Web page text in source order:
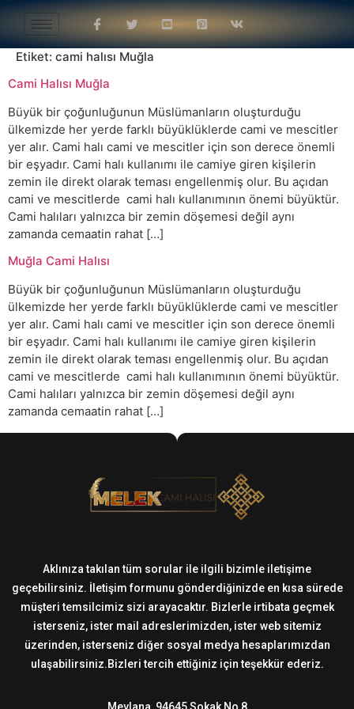
Etiket: cami halısı Muğla
Cami Halısı Muğla
Büyük bir çoğunluğunun Müslümanların oluşturduğu
ülkemizde her yerde farklı büyüklüklerde cami ve mescitler
yer alır. Cami halı cami ve mescitler için son derece önemli
bir eşyadır. Cami halı kullanımı ile camiye giren kişilerin
zemin ile direkt olarak teması engellenmiş olur. Bu açıdan
cami ve mescitlerde cami halı kullanımının önemi büyüktür.
Cami halıları yalnızca bir zemin döşemesi değil aynı
zamanda cemaatin rahat […]
Muğla Cami Halısı
Büyük bir çoğunluğunun Müslümanların oluşturduğu
ülkemizde her yerde farklı büyüklüklerde cami ve mescitler
yer alır. Cami halı cami ve mescitler için son derece önemli
bir eşyadır. Cami halı kullanımı ile camiye giren kişilerin
zemin ile direkt olarak teması engellenmiş olur. Bu açıdan
cami ve mescitlerde cami halı kullanımının önemi büyüktür.
Cami halıları yalnızca bir zemin döşemesi değil aynı
zamanda cemaatin rahat […]
Aklınıza takılan tüm sorular ile ilgili bizimle iletişime
geçebilirsiniz. İletişim formunu gönderdiğinizde en kısa sürede
müşteri temsilcimiz sizi arayacaktır. Bizlerle irtibata geçmek
isterseniz, ister mail adreslerimizden, ister web sitemiz
üzerinden, isterseniz diğer sosyal medya hesaplarımızdan
ulaşabilirsiniz.Bizleri tercih ettiğiniz için teşekkür ederiz.